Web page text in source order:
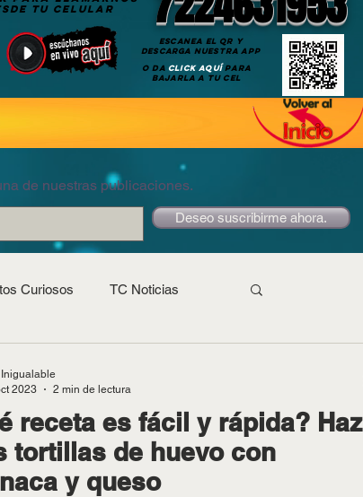
TU CELULAR
ESCANEA EL QR Y
DESCARGA NUESTRA APP
O DA CLICK AQUÍPARA
BAJARLA A TU CEL
de nuestras publicaciones.
Deseo suscribirme ahora.
Curiosos TC Noticias
receta es fácil y rápida? Haz
tortillas de huevo con
y queso
Inigualable
2023
2 min de lectura